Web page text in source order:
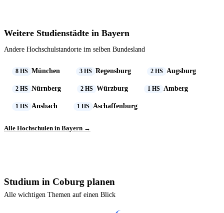
Weitere Studienstädte in Bayern
Andere Hochschulstandorte im selben Bundesland
8 HS München 3 HS Regensburg 2 HS Augsburg
2 HS Nürnberg 2 HS Würzburg 1 HS Amberg
1 HS Ansbach 1 HS Aschaffenburg
Alle Hochschulen in Bayern →
Studium in Coburg planen
Alle wichtigen Themen auf einen Blick